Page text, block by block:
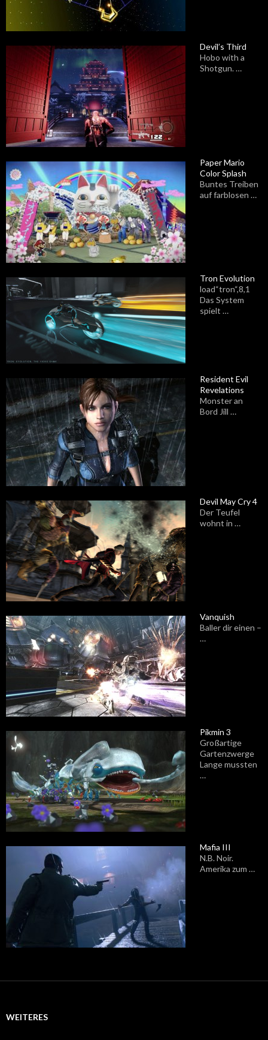
Devil’s Third
Hobo with a
Shotgun. …
Paper Mario
Color Splash
Buntes Treiben
auf farblosen …
Tron Evolution
load“tron“,8,1
Das System
spielt …
Resident Evil
Revelations
Monster an
Bord Jill …
Devil May Cry 4
Der Teufel
wohnt in …
Vanquish
Baller dir einen –
…
Pikmin 3
Großartige
Gartenzwerge
Lange mussten
…
Mafia III
N.B. Noir.
Amerika zum …
WEITERES